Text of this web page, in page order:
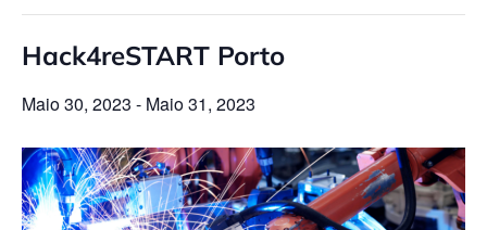
Hack4reSTART Porto
Maio 30, 2023 - Maio 31, 2023